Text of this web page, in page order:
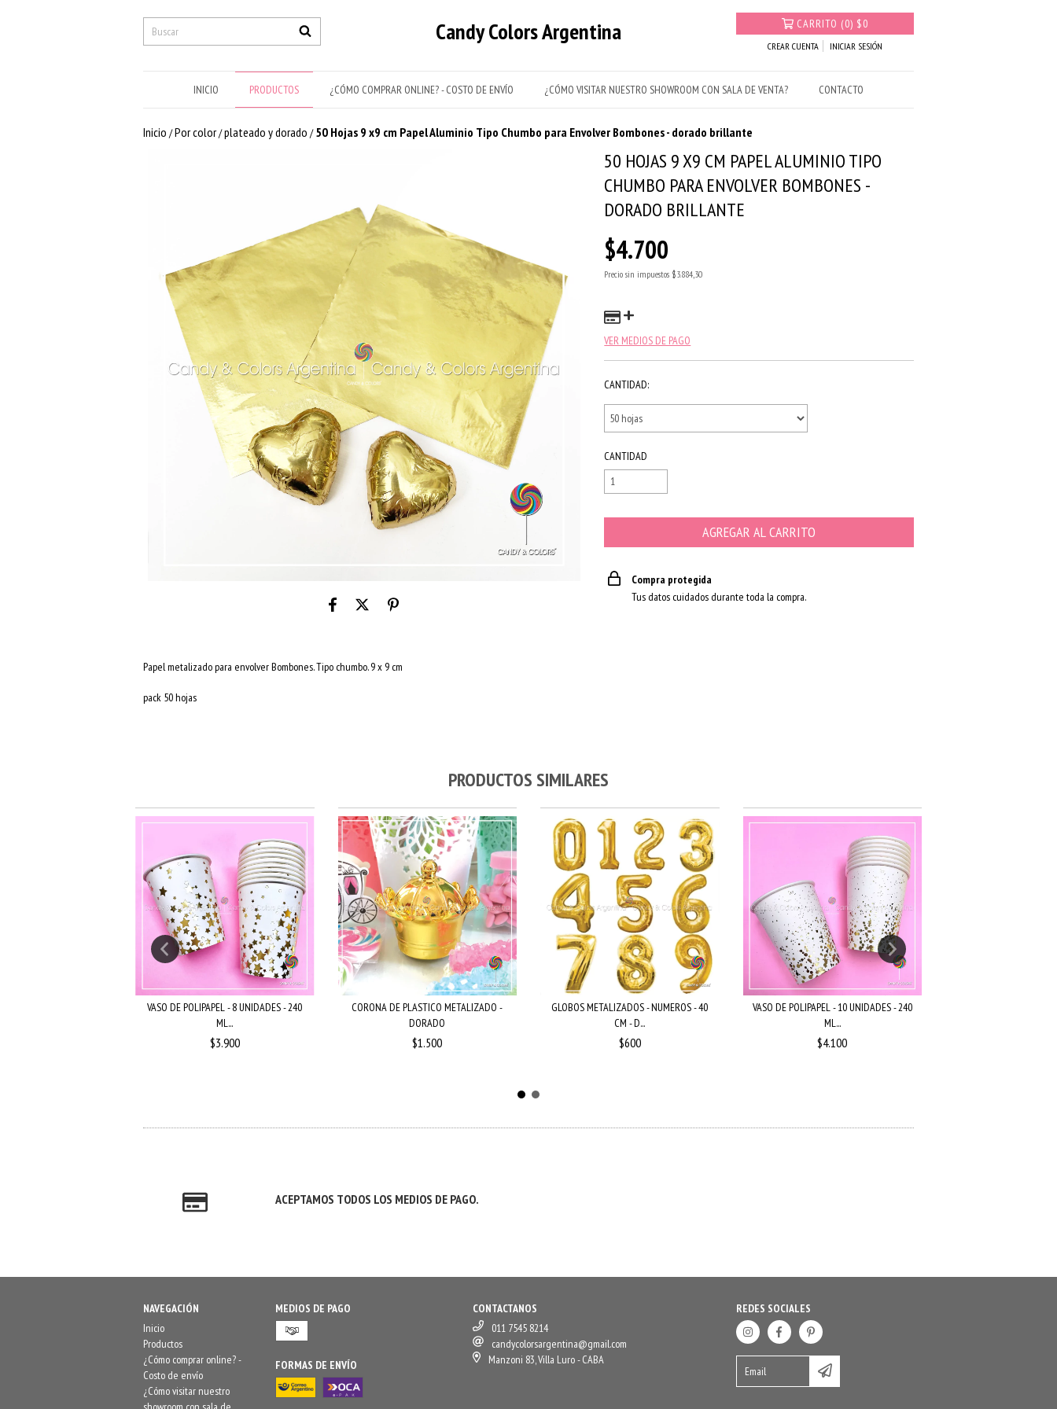
Candy Colors Argentina CARRITO (0) $0
CREAR CUENTA INICIAR SESIÓN
INICIO PRODUCTOS ¿CÓMO COMPRAR ONLINE? - COSTO DE ENVÍO ¿CÓMO VISITAR NUESTRO SHOWROOM CON SALA DE VENTA? CONTACTO
Inicio /Por color/plateado y dorado / 50 Hojas 9 x9 cm Papel Aluminio Tipo Chumbo para Envolver Bombones - dorado brillante
Papel metalizado para envolver Bombones. Tipo chumbo. 9 x 9 cm
pack 50 hojas
50 HOJAS 9 X9 CM PAPEL ALUMINIO TIPO
CHUMBO PARA ENVOLVER BOMBONES -
DORADO BRILLANTE
$4.700
Precio sin impuestos $3.884,30
VER MEDIOS DE PAGO
CANTIDAD:
CANTIDAD
Compra protegida
Tus datos cuidados durante toda la compra.
PRODUCTOS SIMILARES
VASO DE POLIPAPEL - 8 UNIDADES - 240
ML...
$3.900
CORONA DE PLASTICO METALIZADO -
DORADO
$1.500
GLOBOS METALIZADOS - NUMEROS - 40
CM - D...
$600
VASO DE POLIPAPEL - 10 UNIDADES - 240
ML...
$4.100
ACEPTAMOS TODOS LOS MEDIOS DE PAGO.
NAVEGACIÓN
Inicio
Productos
¿Cómo comprar online? -
Costo de envío
¿Cómo visitar nuestro
MEDIOS DE PAGO
FORMAS DE ENVÍO
CONTACTANOS
011 7545 8214
candycolorsargentina@gmail.com
Manzoni 83, Villa Luro - CABA
REDES SOCIALES